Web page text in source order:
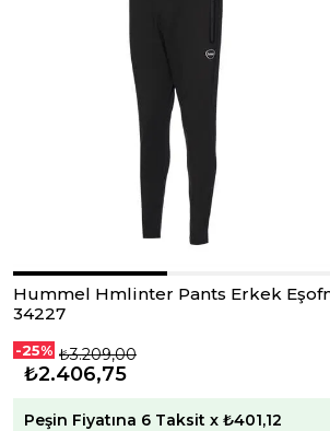
Hummel Hmlinter Pants Erkek
34227
-25% ₺3.209,00
₺2.406,75
Peşin Fiyatına 6 Taksit x ₺401,12